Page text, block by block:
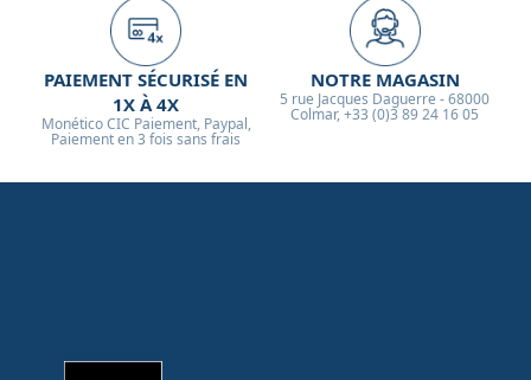
PAIEMENT SÉCURISÉ EN
1X À 4X
Monético CIC Paiement, Paypal,
Paiement en 3 fois sans frais
NOTRE MAGASIN
5 rue Jacques Daguerre - 68000
Colmar, +33 (0)3 89 24 16 05